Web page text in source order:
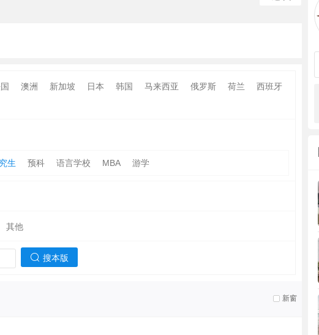
澳洲 新加坡 日本 韩国 马来西亚 俄罗斯 荷兰
西班牙
生 预科 语言学校 MBA 游学
其他
搜本版
新窗